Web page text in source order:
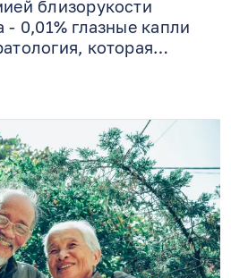
близорукости
0,01% глазные капли
которая
линз каждую
капель и
28-38% более
развитие миопии, чем
данных методов.